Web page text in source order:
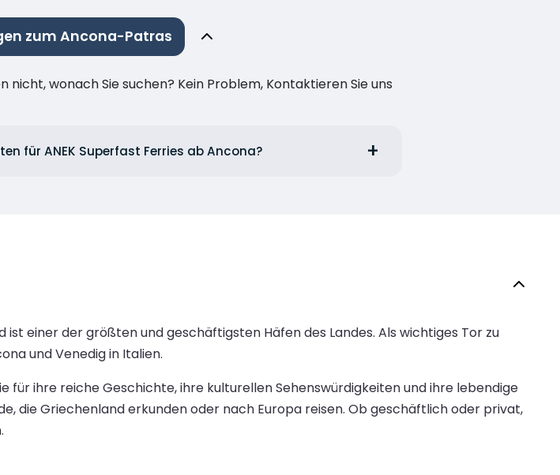
zum Ancona-Patras
wonach Sie suchen? Kein Problem, Kontaktieren Sie uns
für ANEK Superfast Ferries ab Ancona?
einer der größten und geschäftigsten Häfen des Landes. Als wichtiges Tor zu
und Venedig in Italien.
für ihre reiche Geschichte, ihre kulturellen Sehenswürdigkeiten und ihre lebendige
die Griechenland erkunden oder nach Europa reisen. Ob geschäftlich oder privat,